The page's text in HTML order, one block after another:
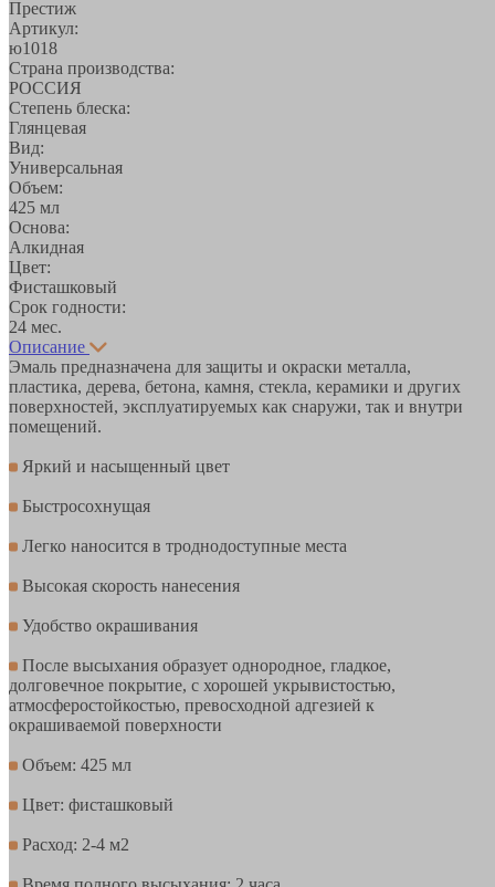
Престиж
Артикул:
ю1018
Страна производства:
РОССИЯ
Степень блеска:
Глянцевая
Вид:
Универсальная
Объем:
425 мл
Основа:
Алкидная
Цвет:
Фисташковый
Срок годности:
24 мес.
Описание
Эмаль предназначена для защиты и окраски металла,
пластика, дерева, бетона, камня, стекла, керамики и других
поверхностей, эксплуатируемых как снаружи, так и внутри
помещений.
Яркий и насыщенный цвет
Быстросохнущая
Легко наносится в троднодоступные места
Высокая скорость нанесения
Удобство окрашивания
После высыхания образует однородное, гладкое,
долговечное покрытие, с хорошей укрывистостью,
атмосферостойкостью, превосходной адгезией к
окрашиваемой поверхности
Объем: 425 мл
Цвет: фисташковый
Расход: 2-4 м2